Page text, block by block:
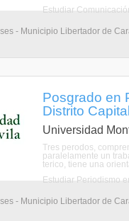
Estudiar
- Municipio Libertador de
Posgrado en
Distrito
Universidad
Tres perodos,
paralelamente un
terico, tiene una
Estudiar Periodismo
- Municipio Libertador de